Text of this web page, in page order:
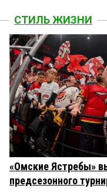
СТИЛЬ ЖИЗНИ
«Омские Ястребы»
предсезонного